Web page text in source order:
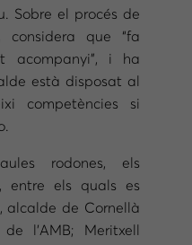
Sobre el procés de
considera que “fa
acompanyi”, i ha
està disposat al
competències si
rodones, els
entre els quals es
alcalde de Cornellà
l’AMB; Meritxell